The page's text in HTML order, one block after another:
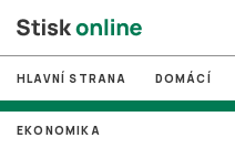
# MUNI
HLAVNÍ STRANA DOMÁCÍ
EKONOMIKA